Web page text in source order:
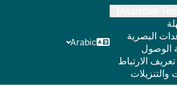
البصرية
الوصول
الارتباط
والتنزيلات
Arabic